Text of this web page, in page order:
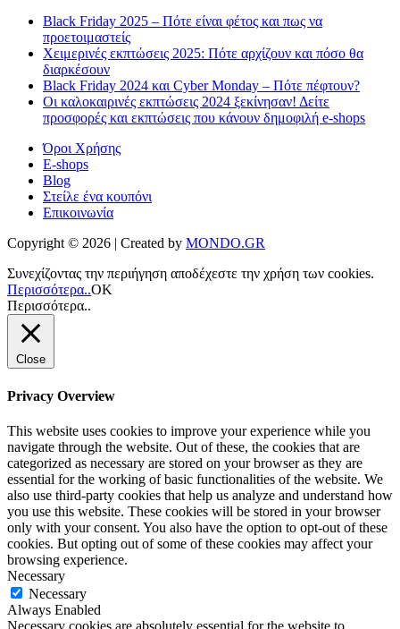
Black Friday 2025 – Πότε είναι φέτος και πως να
προετοιμαστείς
Χειμερινές εκπτώσεις 2025: Πότε αρχίζουν και πόσο θα
διαρκέσουν
Black Friday 2024 και Cyber Monday – Πότε πέφτουν?
Οι καλοκαιρινές εκπτώσεις 2024 ξεκίνησαν! Δείτε
προσφορές και εκπτώσεις που κάνουν δημοφιλή e-shops
Όροι Χρήσης
E-shops
Blog
Στείλε ένα κουπόνι
Επικοινωνία
Copyright © 2026 | Created by MONDO.GR
Συνεχίζοντας την περιήγηση αποδέχεστε την χρήση των cookies.
Περισσότερα..ΟΚ
Περισσότερα..
Close
Privacy Overview
This website uses cookies to improve your experience while you
navigate through the website. Out of these, the cookies that are
categorized as necessary are stored on your browser as they are
essential for the working of basic functionalities of the website. We
also use third-party cookies that help us analyze and understand how
you use this website. These cookies will be stored in your browser
only with your consent. You also have the option to opt-out of these
cookies. But opting out of some of these cookies may affect your
browsing experience.
Necessary
Necessary
Always Enabled
Necessary cookies are absolutely essential for the website to